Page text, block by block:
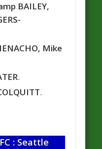
BAILEY,
Mike
.
.
: Seattle